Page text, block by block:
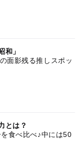
和」
面影残る推しスポッ
とは？
食べ比べ♪中には50